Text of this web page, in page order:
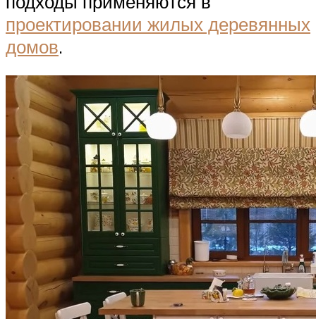
проектировании жилых деревянных
домов.